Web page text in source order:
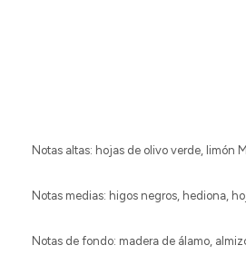
Notas altas: hojas de olivo verde, limón
Notas medias: higos negros, hediona,
Notas de fondo: madera de álamo,